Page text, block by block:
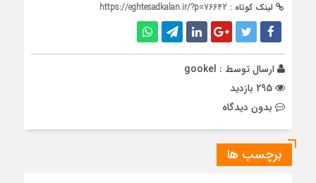
لینک کوتاه : https://eghtesadkalan.ir/?p=76642
ارسال توسط : gookel
بدون دیدگاه
برچسب ها